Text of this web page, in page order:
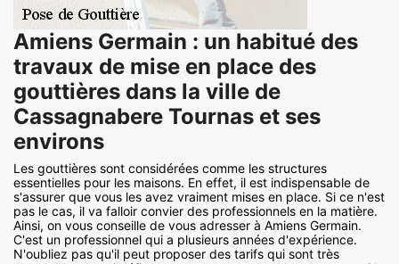
Amiens Germain : un habitué des
travaux de mise en place des
gouttières dans la ville de
Cassagnabere Tournas et ses
environs
Les gouttières sont considérées comme les structures
essentielles pour les maisons. En effet, il est indispensable de
s'assurer que vous les avez vraiment mises en place. Si ce n'est
pas le cas, il va falloir convier des professionnels en la matière.
Ainsi, on vous conseille de vous adresser à Amiens Germain.
C'est un professionnel qui a plusieurs années d'expérience.
N'oubliez pas qu'il peut proposer des tarifs qui sont très